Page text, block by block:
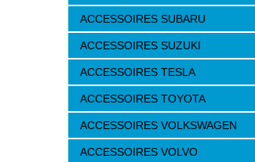
ACCESSOIRES SUBARU
ACCESSOIRES SUZUKI
ACCESSOIRES TESLA
ACCESSOIRES TOYOTA
ACCESSOIRES VOLKSWAGEN
ACCESSOIRES VOLVO